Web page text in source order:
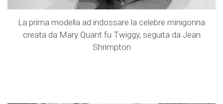
La prima modella ad indossare la celebre minigonna
creata da Mary Quant fu Twiggy, seguita da Jean
Shrimpton